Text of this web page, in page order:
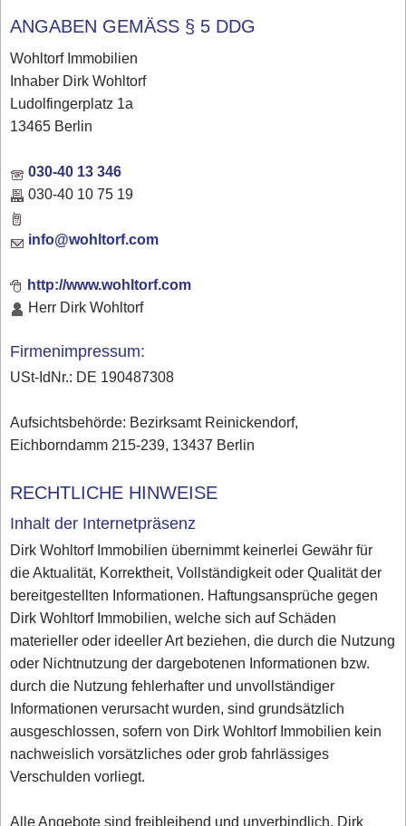
ANGABEN GEMÄSS § 5 DDG
Wohltorf Immobilien
Inhaber Dirk Wohltorf
Ludolfingerplatz 1a
13465 Berlin
030-40 13 346
030-40 10 75 19
info@wohltorf.com
http://www.wohltorf.com
Herr Dirk Wohltorf
Firmenimpressum:
USt-IdNr.: DE 190487308
Aufsichtsbehörde: Bezirksamt Reinickendorf,
Eichborndamm 215-239, 13437 Berlin
RECHTLICHE HINWEISE
Inhalt der Internetpräsenz
Dirk Wohltorf Immobilien übernimmt keinerlei Gewähr für
die Aktualität, Korrektheit, Vollständigkeit oder Qualität der
bereitgestellten Informationen. Haftungsansprüche gegen
Dirk Wohltorf Immobilien, welche sich auf Schäden
materieller oder ideeller Art beziehen, die durch die Nutzung
oder Nichtnutzung der dargebotenen Informationen bzw.
durch die Nutzung fehlerhafter und unvollständiger
Informationen verursacht wurden, sind grundsätzlich
ausgeschlossen, sofern von Dirk Wohltorf Immobilien kein
nachweislich vorsätzliches oder grob fahrlässiges
Verschulden vorliegt.
Alle Angebote sind freibleibend und unverbindlich. Dirk